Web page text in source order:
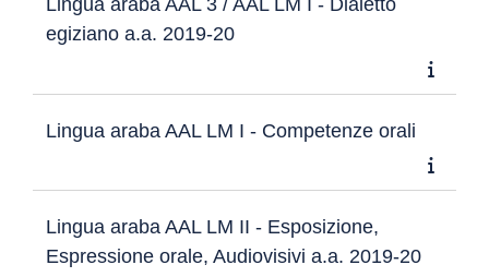
Lingua araba AAL 3 / AAL LM I - Dialetto
egiziano a.a. 2019-20
Lingua araba AAL LM I - Competenze orali
Lingua araba AAL LM II - Esposizione,
Espressione orale, Audiovisivi a.a. 2019-20